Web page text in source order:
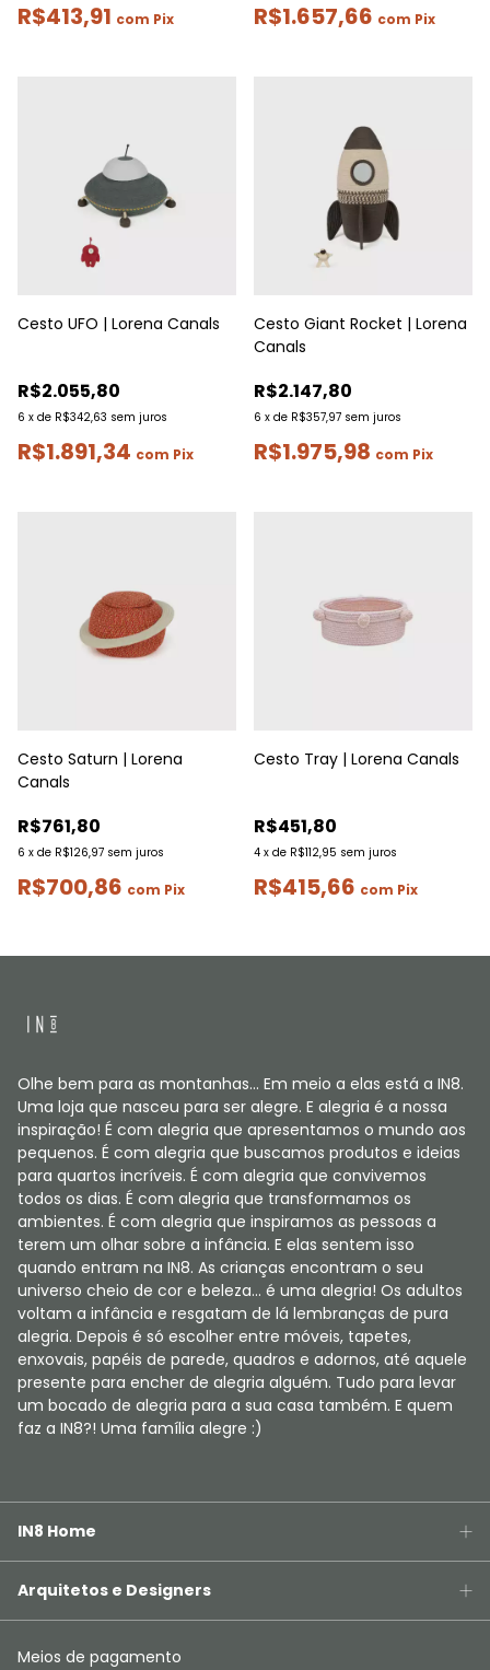
R$413,91 com Pix R$1.657,66 com Pix
Cesto UFO | Lorena Canals
R$2.055,80
6 x de R$342,63 sem juros
R$1.891,34 com Pix
Cesto Giant Rocket | Lorena
Canals
R$2.147,80
6 x de R$357,97 sem juros
R$1.975,98 com Pix
Cesto Saturn | Lorena
Canals
R$761,80
6 x de R$126,97 sem juros
R$700,86 com Pix
Cesto Tray | Lorena Canals
R$451,80
4 x de R$112,95 sem juros
R$415,66 com Pix
Olhe bem para as montanhas... Em meio a elas está a IN8.
Uma loja que nasceu para ser alegre. E alegria é a nossa
inspiração! É com alegria que apresentamos o mundo aos
pequenos. É com alegria que buscamos produtos e ideias
para quartos incríveis. É com alegria que convivemos
todos os dias. É com alegria que transformamos os
ambientes. É com alegria que inspiramos as pessoas a
terem um olhar sobre a infância. E elas sentem isso
quando entram na IN8. As crianças encontram o seu
universo cheio de cor e beleza... é uma alegria! Os adultos
voltam a infância e resgatam de lá lembranças de pura
alegria. Depois é só escolher entre móveis, tapetes,
enxovais, papéis de parede, quadros e adornos, até aquele
presente para encher de alegria alguém. Tudo para levar
um bocado de alegria para a sua casa também. E quem
faz a IN8?! Uma família alegre :)
IN8 Home
Arquitetos e Designers
Meios de pagamento